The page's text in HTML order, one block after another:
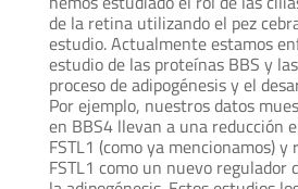
de la retina utilizando el pez
estudio. Actualmente estamos
estudio de las proteínas BBS y
proceso de adipogénesis y el
Por ejemplo, nuestros datos
en BBS4 llevan a una reducción
FSTL1 (como ya mencionamos) y
FSTL1 como un nuevo regulador